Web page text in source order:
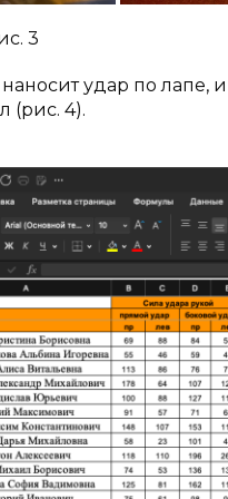
3
наносит удар по лапе,
(рис. 4).